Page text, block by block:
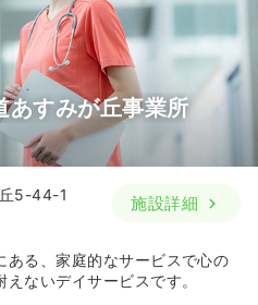
あすみが丘事業所
5-44-1
施設詳細
ある、家庭的なサービスで心の
ないデイサービスです。